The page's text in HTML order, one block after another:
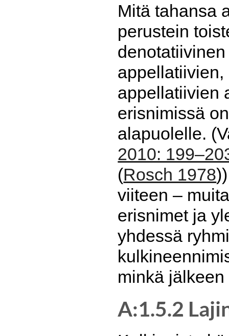
Mitä tahansa
perustein
appellatiivien
erisnimissä
alapuolelle.
2010:
(Rosch 1978
viiteen –
erisnimet ja
yhdessä
minkä
A:1.5.2